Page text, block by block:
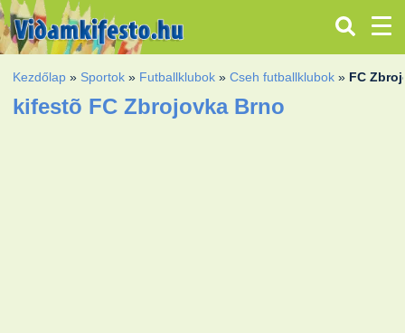
Kezdőlap » Sportok » Futballklubok »Cseh futballklubok » FC
kifestõ FC Zbrojovka Brno